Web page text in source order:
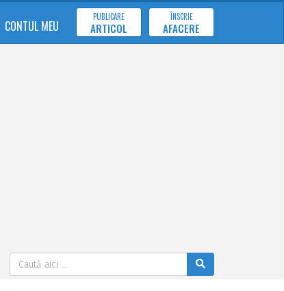
CONTUL MEU
PUBLICARE
ARTICOL
ÎNSCRIE
AFACERE